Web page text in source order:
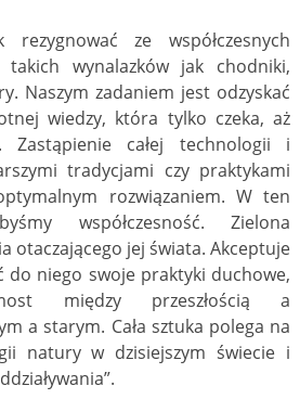
ze współczesnych
wynalazków jak chodniki,
Naszym zadaniem jest odzyskać
wiedzy, która tylko czeka, aż
Zastąpienie całej technologii i
tradycjami czy praktykami
rozwiązaniem. W ten
współczesność. Zielona
otaczającego jej świata. Akceptuje
do niego swoje praktyki duchowe,
między przeszłością a
a starym. Cała sztuka polega na
natury w dzisiejszym świecie i